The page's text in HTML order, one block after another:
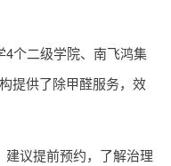
个二级学院、南飞鸿集
提供了除甲醛服务，效
建议提前预约，了解治理